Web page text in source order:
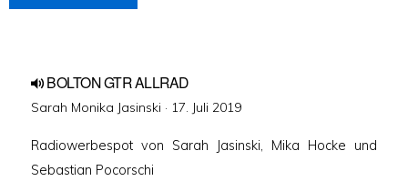
BOLTON GTR ALLRAD
Sarah Monika Jasinski · Veröffentlicht
17. Juli 2019
Radiowerbespot von Sarah Jasinski, Mika Hocke und
Sebastian Pocorschi